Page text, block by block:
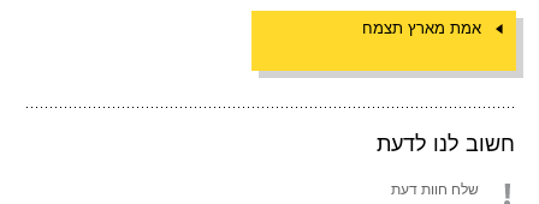
אמת מארץ תצמח
חשוב לנו לדעת
שלח חוות דעת